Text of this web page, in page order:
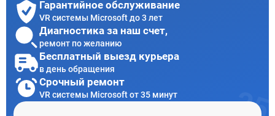
Гарантийное обслуживание
VR системы Microsoft до 3 лет
Диагностика за наш счет,
ремонт по желанию
Бесплатный выезд курьера
в день обращения
Срочный ремонт
VR системы Microsoft от 35 минут